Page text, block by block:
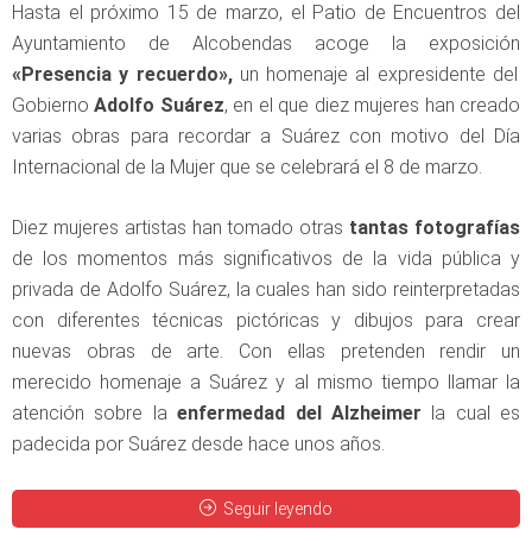
Hasta el próximo 15 de marzo, el Patio de Encuentros del
Ayuntamiento de Alcobendas acoge la exposición
«Presencia y recuerdo»,un homenaje al expresidente del
GobiernoAdolfo Suárez, en el que diez mujeres han creado
varias obras para recordar a Suárez con motivo del Día
Internacional de la Mujer que se celebrará el 8 de marzo.
Diez mujeres artistas han tomado otras tantas fotografías
de los momentos más significativos de la vida pública y
privada de Adolfo Suárez, la cuales han sido reinterpretadas
con diferentes técnicas pictóricas y dibujos para crear
nuevas obras de arte. Con ellas pretenden rendir un
merecido homenaje a Suárez y al mismo tiempo llamar la
atención sobre la enfermedad del Alzheimer la cual es
padecida por Suárez desde hace unos años.
Seguir leyendo